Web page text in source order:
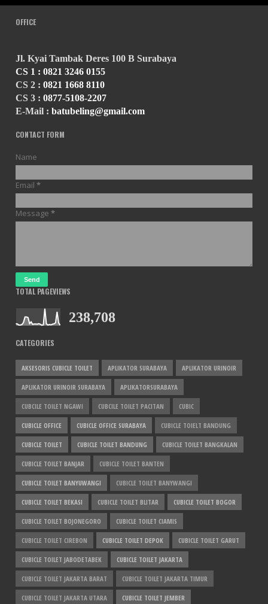
OFFICE
Jl. Kyai Tambak Deres 100 B Surabaya
CS 1 : 0821 3246 0155
CS 2 : 0821 1668 8110
CS 3 : 0877-5108-2207
E-Mail : batubeling@gmail.com
CONTACT FORM
Name
Email *
Message *
TOTAL PAGEVIEWS
238,708
CATEGORIES
AKSESORIS CUBICLE TOILET APLIKATOR SURABAYA APLIKATOR URINOIR
APLIKATOR URINOIR SURABAYA APLIKATORSURABAYA
CUBCILE TOILET NGAWI CUBCILE TOILET PACITAN CUBIC
CUBICLE OFFICE CUBICLE OFFICE SURABAYA CUBICLE TOIELT BANDUNG
CUBICLE TOILET CUBICLE TOILET BANDUNG CUBICLE TOILET BANGKALAN
CUBICLE TOILET BANJAR CUBICLE TOILET BANTEN
CUBICLE TOILET BANYUWANGI CUBICLE TOILET BANYWANGI
CUBICLE TOILET BEKASI CUBICLE TOILET BLITAR CUBICLE TOILET BOGOR
CUBICLE TOILET BOJONEGORO CUBICLE TOILET CIAMIS
CUBICLE TOILET CIREBON CUBICLE TOILET DEPOK CUBICLE TOILET GARUT
CUBICLE TOILET JABODETABEK CUBICLE TOILET JAKARTA
CUBICLE TOILET JAKARTA BARAT CUBICLE TOILET JAKARTA TIMUR
CUBICLE TOILET JAKARTA UTARA CUBICLE TOILET JEMBER